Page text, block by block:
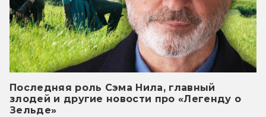
Последняя роль Сэма Нила, главный
злодей и другие новости про «Легенду о
Зельде»